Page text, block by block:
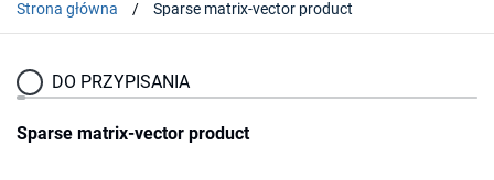
Strona główna Sparse matrix-vector product
DO PRZYPISANIA
Sparse matrix-vector product